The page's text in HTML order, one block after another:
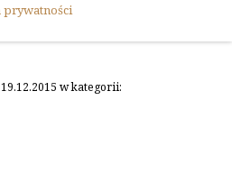
prywatności
w kategorii: